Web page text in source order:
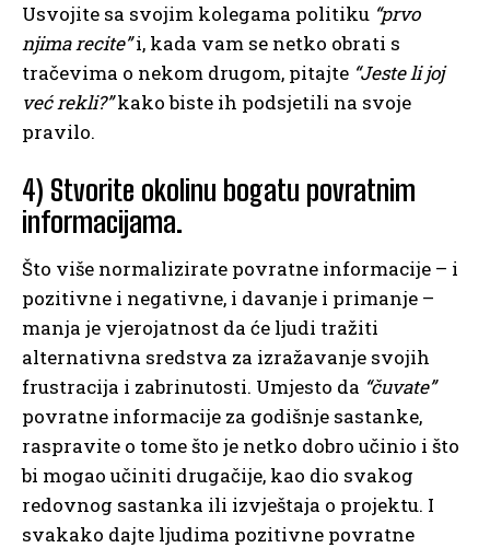
Usvojite sa svojim kolegama politiku “prvo
njima recite”i, kada vam se netko obrati s
tračevima o nekom drugom, pitajte “Jeste li joj
već rekli?”kako biste ih podsjetili na svoje
pravilo.
4) Stvorite okolinu bogatu povratnim
informacijama.
Što više normalizirate povratne informacije – i
pozitivne i negativne, i davanje i primanje –
manja je vjerojatnost da će ljudi tražiti
alternativna sredstva za izražavanje svojih
frustracija i zabrinutosti. Umjesto da “čuvate”
povratne informacije za godišnje sastanke,
raspravite o tome što je netko dobro učinio i što
bi mogao učiniti drugačije, kao dio svakog
redovnog sastanka ili izvještaja o projektu. I
svakako dajte ljudima pozitivne povratne